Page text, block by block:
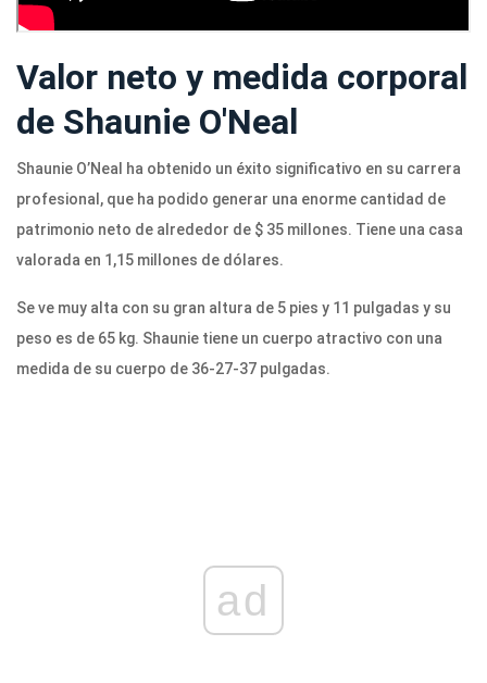
Valor neto y medida corporal
de Shaunie O'Neal
Shaunie O’Neal ha obtenido un éxito significativo en su carrera
profesional, que ha podido generar una enorme cantidad de
patrimonio neto de alrededor de $ 35 millones. Tiene una casa
valorada en 1,15 millones de dólares.
Se ve muy alta con su gran altura de 5 pies y 11 pulgadas y su
peso es de 65 kg. Shaunie tiene un cuerpo atractivo con una
medida de su cuerpo de 36-27-37 pulgadas.
ad